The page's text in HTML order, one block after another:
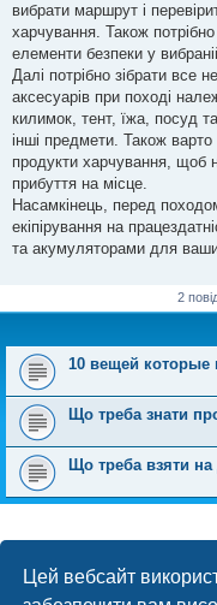
Цей вебсайт
л
е
н
н
я
вибрати маршрут і
харчування. Також
елементи безпеки у
Далі потрібно зібрати все
аксесуарів при поході
килимок, тент, їжа, посуд
інші предмети. Також
продукти харчування, щоб
прибуття на місце.
Насамкінець, перед
екіпірування на
та акумуляторами для
2
10 вещей которые
Що треба знати
Що треба взяти
ХТО ЗАРАЗ ОНЛАЙН